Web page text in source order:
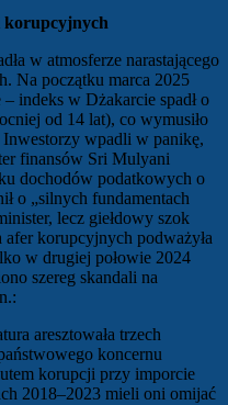
korupcyjnych
w atmosferze narastającego
Na początku marca 2025
– indeks w Dżakarcie spadł o
od 14 lat), co wymusiło
wpadli w panikę,
finansów Sri Mulyani
dochodów podatkowych o
o „silnych fundamentach
lecz giełdowy szok
korupcyjnych podważyła
w drugiej połowie 2024
szereg skandali na
aresztowała trzech
koncernu
korupcji przy imporcie
2018–2023 mieli oni omijać